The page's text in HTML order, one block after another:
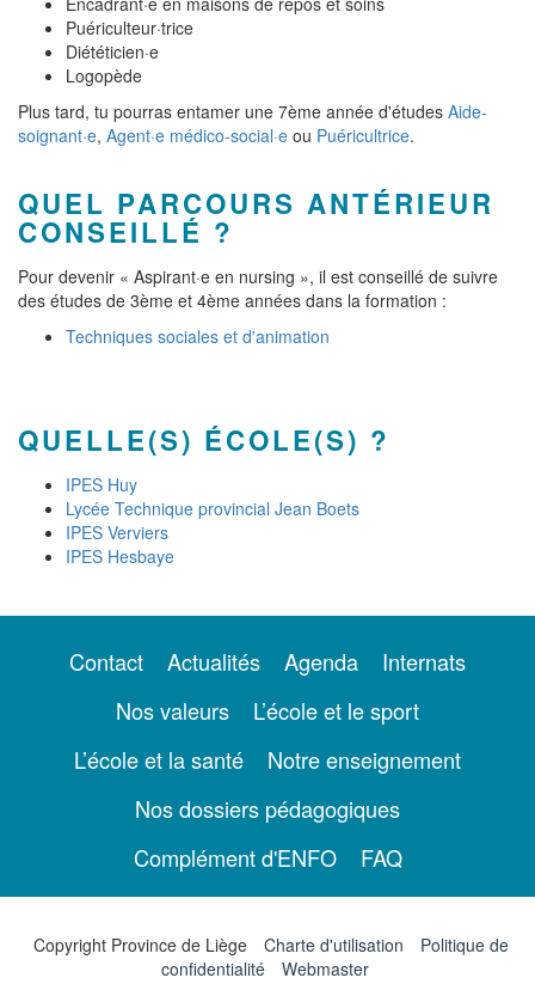
Puériculteur·trice
Diététicien·e
Logopède
Plus tard, tu pourras entamer une 7ème année d'études Aide-
soignant·e, Agent·e médico-social·e ou Puéricultrice.
QUEL PARCOURS ANTÉRIEUR
CONSEILLÉ ?
Pour devenir « Aspirant·e en nursing », il est conseillé de suivre
des études de 3ème et 4ème années dans la formation :
Techniques sociales et d'animation
QUELLE(S) ÉCOLE(S) ?
IPES Huy
Lycée Technique provincial Jean Boets
IPES Verviers
IPES Hesbaye
Contact Actualités Agenda
Internats
Nos valeurs
L’école et le sport
L’école et la santé
Notre enseignement
Nos dossiers pédagogiques
Complément d'ENFO
FAQ
Copyright Province de Liège Charte d'utilisation
Politique de
confidentialité
Webmaster